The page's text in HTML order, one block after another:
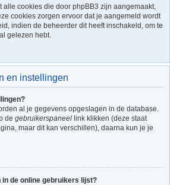
alle cookies die door phpBB3 zijn aangemaakt,
cookies zorgen ervoor dat je aangemeld wordt
indien de beheerder dit heeft inschakeld, om te
gelezen hebt.
en instellingen
al je gegevens opgeslagen in de database.
de gebruikerspaneel link klikken (deze staat
maar dit kan verschillen), daarna kun je je
in de online gebruikers lijst?